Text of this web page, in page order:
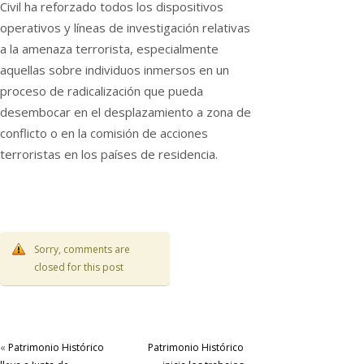
Civil ha reforzado todos los dispositivos
operativos y líneas de investigación relativas
a la amenaza terrorista, especialmente
aquellas sobre individuos inmersos en un
proceso de radicalización que pueda
desembocar en el desplazamiento a zona de
conflicto o en la comisión de acciones
terroristas en los países de residencia.
Sorry, comments are
closed for this post
« Patrimonio Histórico
Patrimonio Histórico